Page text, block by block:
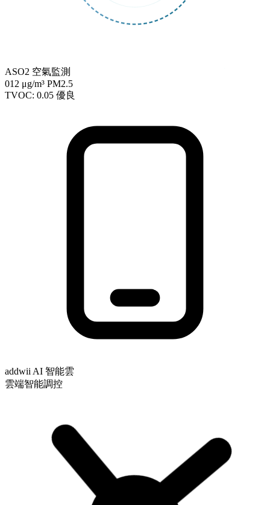
ASO2 空氣監測
012 μg/m³ PM2.5
TVOC: 0.05 優良
addwii AI 智能雲
雲端智能調控